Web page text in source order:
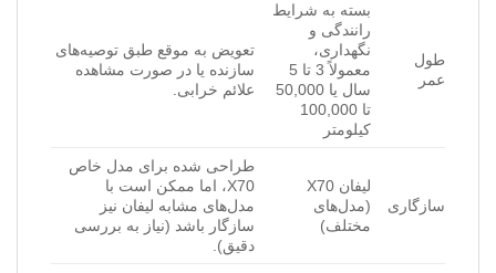
طول
عمر
بسته به شرایط
رانندگی و
نگهداری،
معمولاً 3 تا 5
سال یا 50,000
تا 100,000
کیلومتر
تعویض به موقع طبق توصیه‌های
سازنده یا در صورت مشاهده
علائم خرابی.
سازگاری
لیفان X70
(مدل‌های
مختلف)
طراحی شده برای مدل خاص
X70، اما ممکن است با
مدل‌های مشابه لیفان نیز
سازگار باشد (نیاز به بررسی
دقیق).